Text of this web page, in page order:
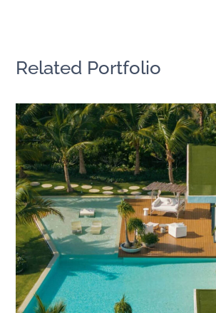
Related Portfolio
Villa del Mar F11｜多
中南美洲